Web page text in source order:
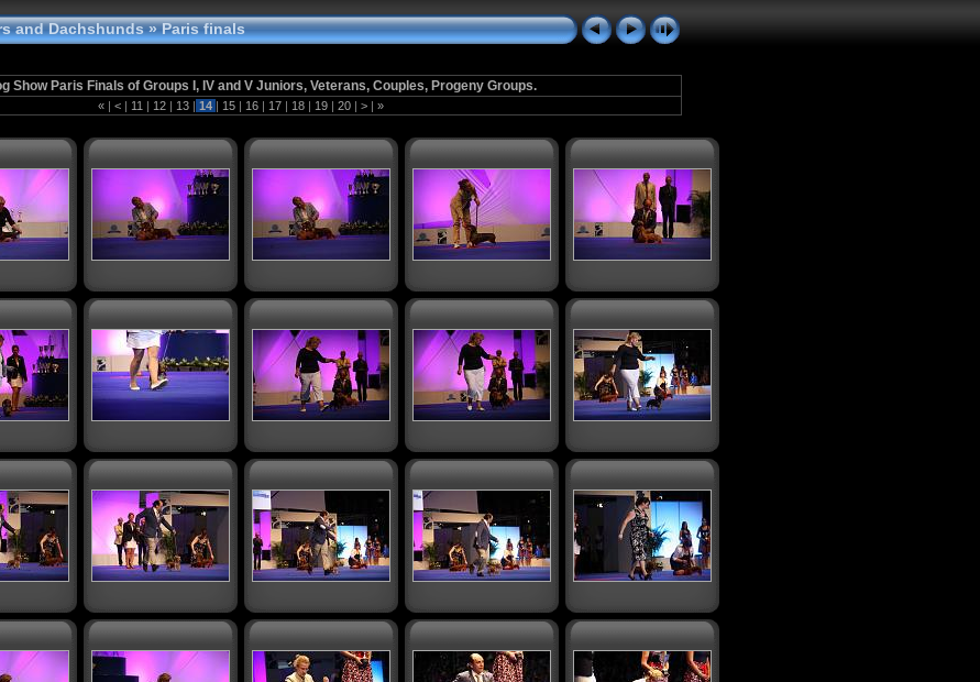
and Dachshunds» Paris finals
Show Paris Finals of Groups I, IV and V Juniors, Veterans, Couples, Progeny Groups.
« | < | 11 | 12 | 13 | 14 | 15 | 16 | 17 | 18 | 19 | 20 | > | »